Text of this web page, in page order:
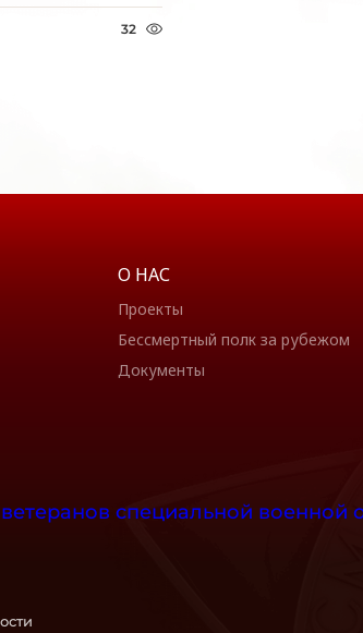
32
О НАС
Проекты
Бессмертный полк за рубежом
Документы